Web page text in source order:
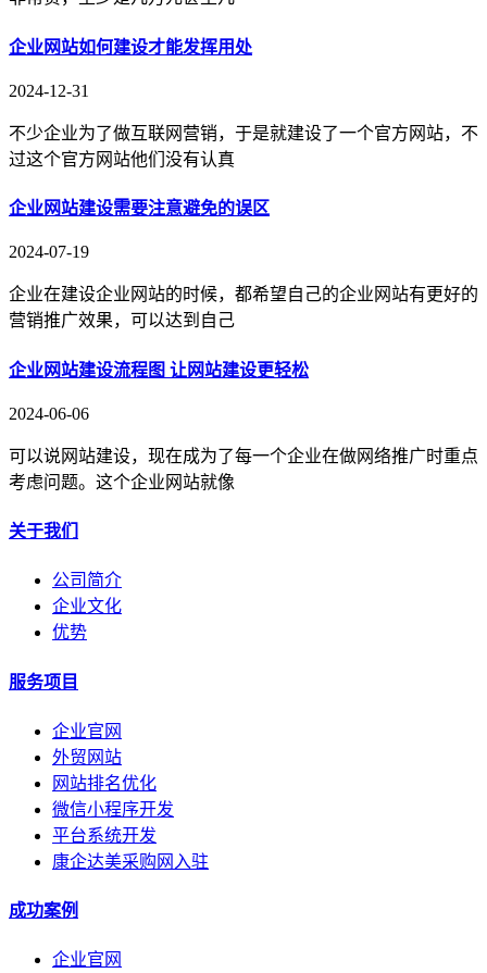
企业网站如何建设才能发挥用处
2024-12-31
不少企业为了做互联网营销，于是就建设了一个官方网站，不
过这个官方网站他们没有认真
企业网站建设需要注意避免的误区
2024-07-19
企业在建设企业网站的时候，都希望自己的企业网站有更好的
营销推广效果，可以达到自己
企业网站建设流程图 让网站建设更轻松
2024-06-06
可以说网站建设，现在成为了每一个企业在做网络推广时重点
考虑问题。这个企业网站就像
关于我们
公司简介
企业文化
优势
服务项目
企业官网
外贸网站
网站排名优化
微信小程序开发
平台系统开发
康企达美采购网入驻
成功案例
企业官网